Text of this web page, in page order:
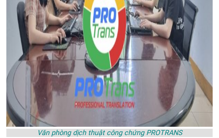
Văn phòng dịch thuật công chứng PROTRANS